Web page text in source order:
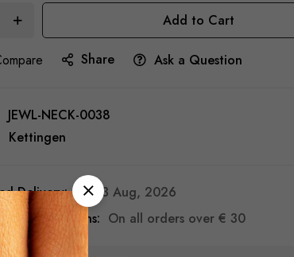
Add to Cart
Share Ask a Question
JEWL-NECK-0038
Kettingen
Delivery:
8 - 13 Aug, 2026
& Returns: On all orders over € 30